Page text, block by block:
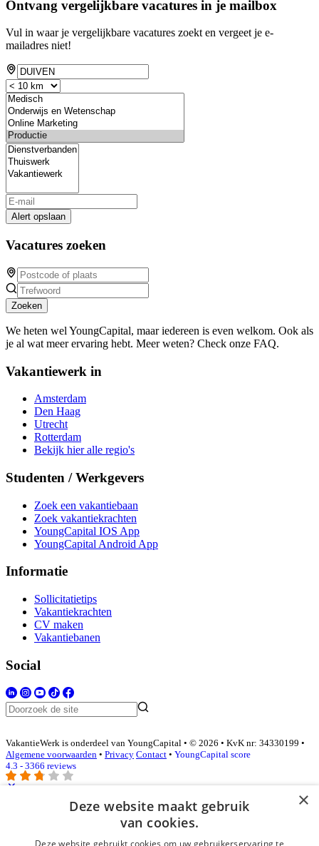
Ontvang vergelijkbare vacatures in je mailbox
Vul in waar je vergelijkbare vacatures zoekt en vergeet je e-
mailadres niet!
Alert opslaan
Vacatures zoeken
Zoeken
We heten wel YoungCapital, maar iedereen is even welkom. Ook als
je al wat meer ervaring hebt. Meer weten? Check onze FAQ.
Vakantiewerk in
Amsterdam
Den Haag
Utrecht
Rotterdam
Bekijk hier alle regio's
Studenten / Werkgevers
Zoek een vakantiebaan
Zoek vakantiekrachten
YoungCapital IOS App
YoungCapital Android App
Informatie
Sollicitatietips
Vakantiekrachten
CV maken
Vakantiebanen
Social
VakantieWerk is onderdeel van YoungCapital • © 2026 • KvK nr: 34330199 •
Algemene voorwaarden • Privacy Contact • YoungCapital score
4.3 - 3366 reviews
×
Deze website maakt gebruik
van cookies.
Deze website gebruikt cookies om uw gebruikerservaring te